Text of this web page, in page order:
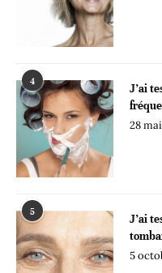
4
J’ai
28
5
J’ai
5